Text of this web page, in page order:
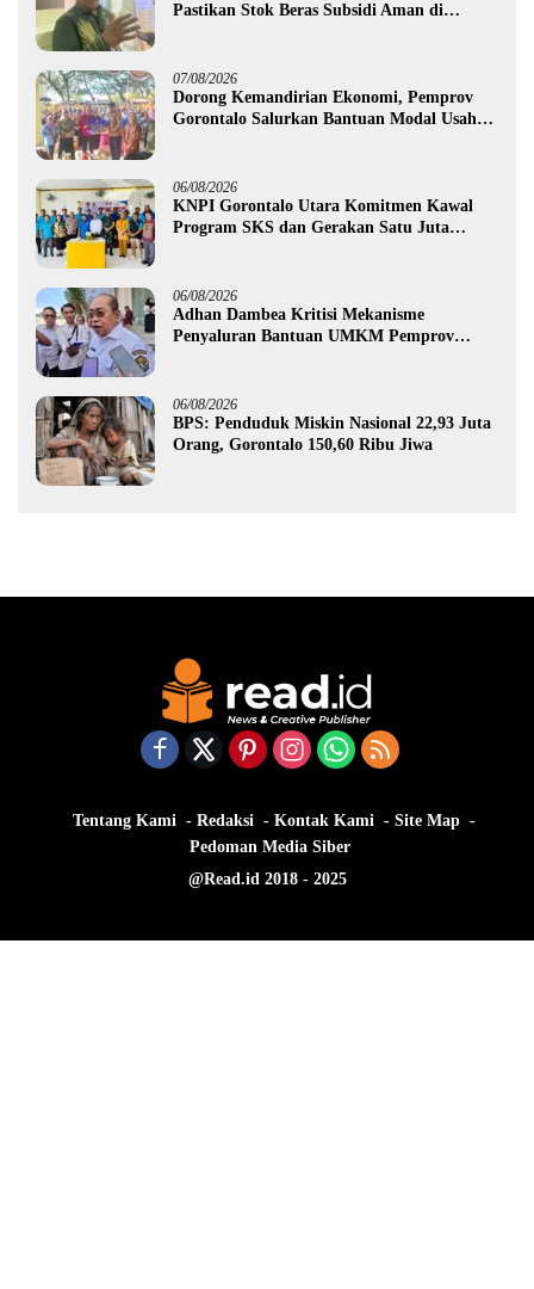
Pastikan Stok Beras Subsidi Aman di
07/08/2026
Dorong Kemandirian Ekonomi, Pemprov
Gorontalo Salurkan Bantuan Modal Usaha
06/08/2026
KNPI Gorontalo Utara Komitmen Kawal
Program SKS dan Gerakan Satu Juta
06/08/2026
Adhan Dambea Kritisi Mekanisme
Penyaluran Bantuan UMKM Pemprov
06/08/2026
BPS: Penduduk Miskin Nasional 22,93 Juta
Orang, Gorontalo 150,60 Ribu Jiwa
Tentang Kami Redaksi Kontak Kami
Site Map
Pedoman Media Siber
@Read.id 2018 - 2025